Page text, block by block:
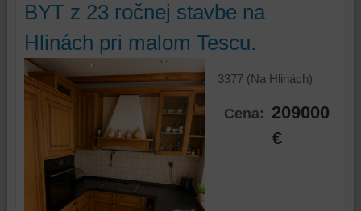
BYT z 23 ročnej stavbe na
Hlinách pri malom Tescu.
3377 (Na Hlinách)
Cena: 209000
€